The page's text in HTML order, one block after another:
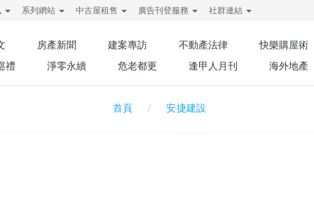
系列網站 中古屋租售 廣告刊登服務 社群連結
房產新聞 建案專訪 不動產法律 快樂購屋術
禮
淨零永續 危老都更 逢甲人月刊 海外地產
首頁 安捷建設